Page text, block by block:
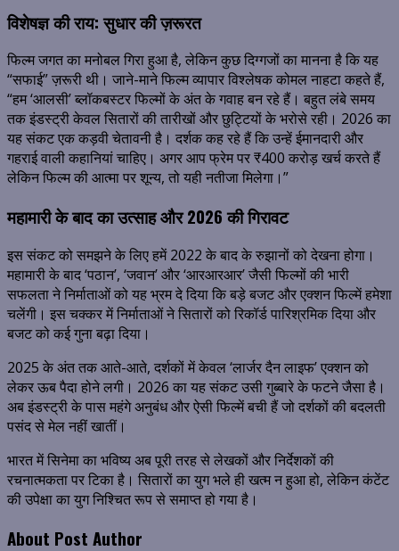
विशेषज्ञ की राय: सुधार की ज़रूरत
फिल्म जगत का मनोबल गिरा हुआ है, लेकिन कुछ दिग्गजों का मानना है कि यह
“सफाई” ज़रूरी थी। जाने-माने फिल्म व्यापार विश्लेषक कोमल नाहटा कहते हैं,
“हम ‘आलसी’ ब्लॉकबस्टर फिल्मों के अंत के गवाह बन रहे हैं। बहुत लंबे समय
तक इंडस्ट्री केवल सितारों की तारीखों और छुट्टियों के भरोसे रही। 2026 का
यह संकट एक कड़वी चेतावनी है। दर्शक कह रहे हैं कि उन्हें ईमानदारी और
गहराई वाली कहानियां चाहिए। अगर आप फ्रेम पर ₹400 करोड़ खर्च करते हैं
लेकिन फिल्म की आत्मा पर शून्य, तो यही नतीजा मिलेगा।”
महामारी के बाद का उत्साह और 2026 की गिरावट
इस संकट को समझने के लिए हमें 2022 के बाद के रुझानों को देखना होगा।
महामारी के बाद ‘पठान’, ‘जवान’ और ‘आरआरआर’ जैसी फिल्मों की भारी
सफलता ने निर्माताओं को यह भ्रम दे दिया कि बड़े बजट और एक्शन फिल्में हमेशा
चलेंगी। इस चक्कर में निर्माताओं ने सितारों को रिकॉर्ड पारिश्रमिक दिया और
बजट को कई गुना बढ़ा दिया।
2025 के अंत तक आते-आते, दर्शकों में केवल ‘लार्जर दैन लाइफ’ एक्शन को
लेकर ऊब पैदा होने लगी। 2026 का यह संकट उसी गुब्बारे के फटने जैसा है।
अब इंडस्ट्री के पास महंगे अनुबंध और ऐसी फिल्में बची हैं जो दर्शकों की बदलती
पसंद से मेल नहीं खातीं।
भारत में सिनेमा का भविष्य अब पूरी तरह से लेखकों और निर्देशकों की
रचनात्मकता पर टिका है। सितारों का युग भले ही खत्म न हुआ हो, लेकिन कंटेंट
की उपेक्षा का युग निश्चित रूप से समाप्त हो गया है।
About Post Author